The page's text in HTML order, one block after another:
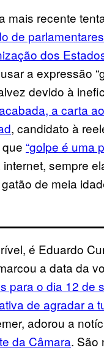
mais recente
de
dos
a expressão
devido à
a carta
, candidato à
“golpe é uma
sempre
de meia
é Eduardo
a data da
para o dia 12 de
de agradar a
adorou a
da Câmara. São